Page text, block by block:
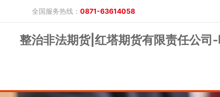
全国服务热线： 0871-63614058
整治非法期货|红塔期货有限责任公司